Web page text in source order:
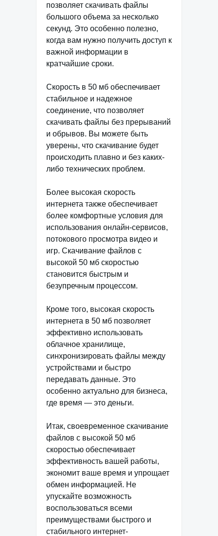
позволяет скачивать файлы
большого объема за несколько
секунд. Это особенно полезно,
когда вам нужно получить доступ к
важной информации в
кратчайшие сроки.
Скорость в 50 мб обеспечивает
стабильное и надежное
соединение, что позволяет
скачивать файлы без прерываний
и обрывов. Вы можете быть
уверены, что скачивание будет
происходить плавно и без каких-
либо технических проблем.
Более высокая скорость
интернета также обеспечивает
более комфортные условия для
использования онлайн-сервисов,
потокового просмотра видео и
игр. Скачивание файлов с
высокой 50 мб скоростью
становится быстрым и
безупречным процессом.
Кроме того, высокая скорость
интернета в 50 мб позволяет
эффективно использовать
облачное хранилище,
синхронизировать файлы между
устройствами и быстро
передавать данные. Это
особенно актуально для бизнеса,
где время — это деньги.
Итак, своевременное скачивание
файлов с высокой 50 мб
скоростью обеспечивает
эффективность вашей работы,
экономит ваше время и упрощает
обмен информацией. Не
упускайте возможность
воспользоваться всеми
преимуществами быстрого и
стабильного интернет-